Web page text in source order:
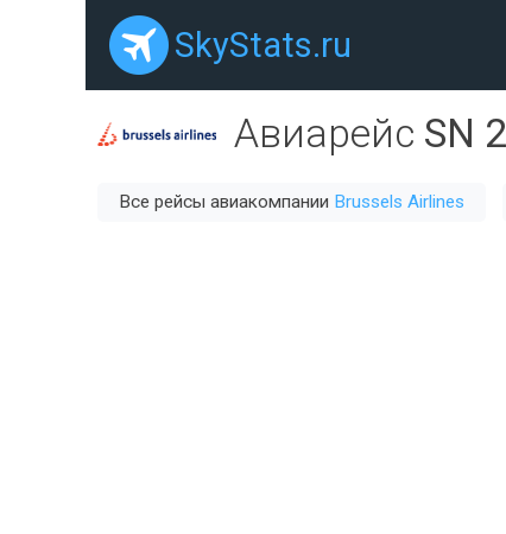
SkyStats.ru
Авиарейс SN
Все рейсы авиакомпании Brussels Airlines